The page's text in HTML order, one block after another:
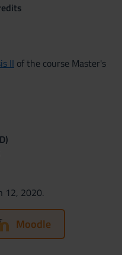
II of the course Master's
12, 2020.
Moodle